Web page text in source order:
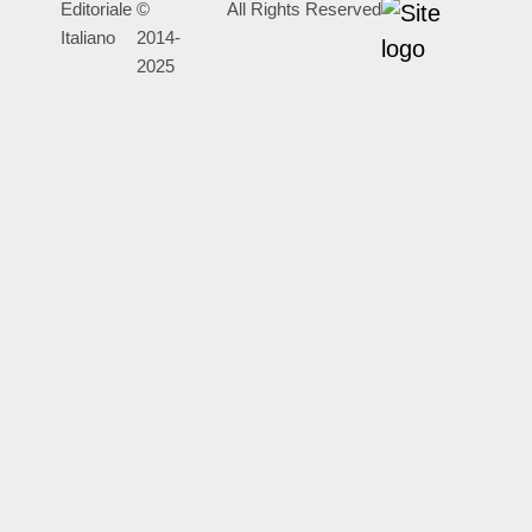
Editoriale
Italiano
©
2014-
2025
All Rights Reserved